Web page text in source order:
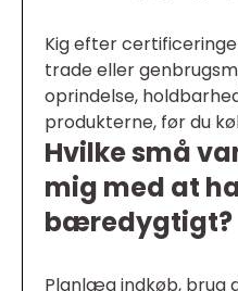
Kig efter
trade eller
oprindelse,
produkterne, før du
Hvilke små
mig med at
bæredygtigt?
Planlæg indkøb, brug